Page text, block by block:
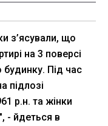
з’ясували, що
на 3 поверсі
Під час
підлозі
р.н. та жінки
- йдеться в